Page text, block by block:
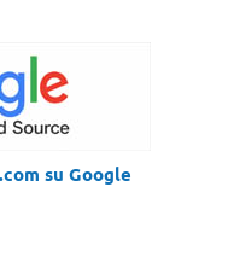
su Google